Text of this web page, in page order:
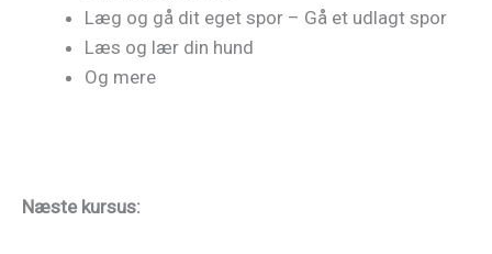
Læg og gå dit eget spor – Gå et udlagt spor
Læs og lær din hund
Og mere
Næste kursus: